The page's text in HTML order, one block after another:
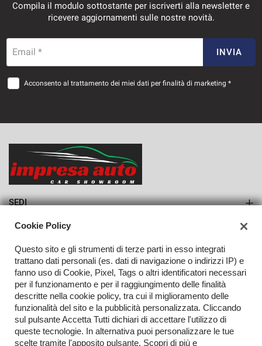
VEDI
1.004€/mese
36 Mesi
36 Mesi
VEDI
Compila il modulo sottostante per iscriverti alla newsletter e
ricevere aggiornamenti sulle nostre novità.
Email * INVIA
Acconsento al trattamento dei miei dati per finalità di marketing *
SEDI
Azienda
Contatti
TORNA IN CIMA
Cookie Policy
Questo sito e gli strumenti di terze parti in esso integrati
trattano dati personali (es. dati di navigazione o indirizzi IP) e
fanno uso di Cookie, Pixel, Tags o altri identificatori necessari
per il funzionamento e per il raggiungimento delle finalità
descritte nella cookie policy, tra cui il miglioramento delle
funzionalità del sito e la pubblicità personalizzata. Cliccando
sul pulsante Accetta Tutti dichiari di accettare l'utilizzo di
queste tecnologie. In alternativa puoi personalizzare le tue
scelte tramite l'apposito pulsante. Scopri di più e